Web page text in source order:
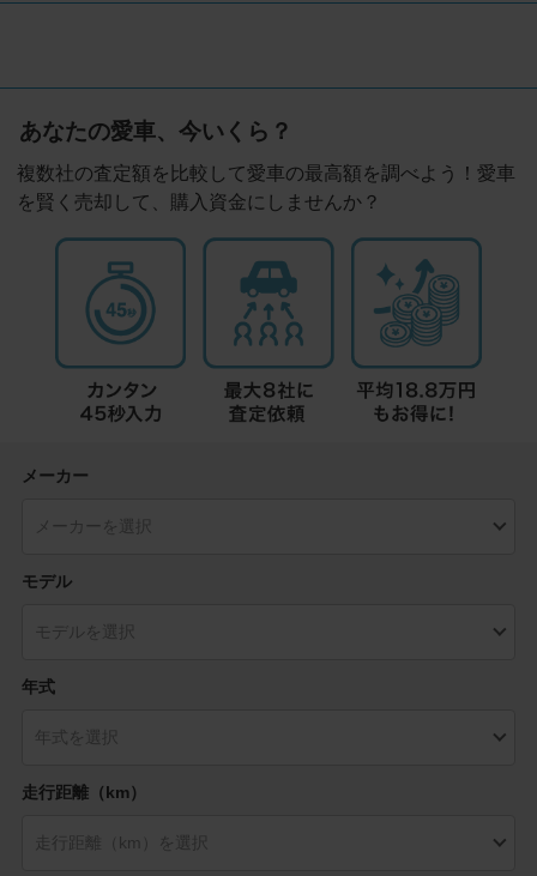
あなたの愛車、今いくら？
複数社の査定額を比較して愛車の最高額を調べよう！愛車
を賢く売却して、購入資金にしませんか？
メーカー
モデル
年式
走行距離（km）